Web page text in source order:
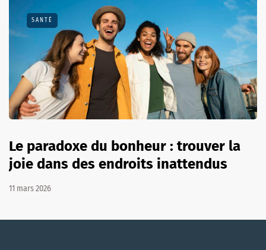
SANTÉ
Le paradoxe du bonheur : trouver la
joie dans des endroits inattendus
11 mars 2026